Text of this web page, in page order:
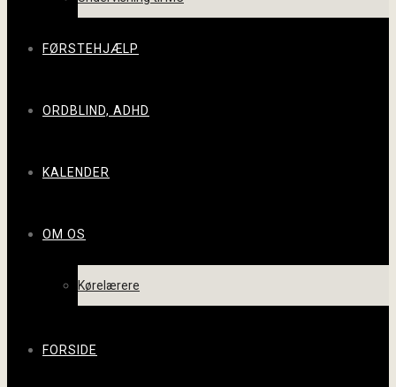
FØRSTEHJÆLP
ORDBLIND, ADHD
KALENDER
OM OS
Kørelærere
FORSIDE